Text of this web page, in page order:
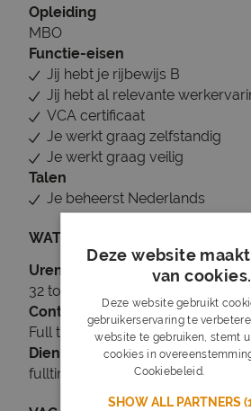
Opleiding
MBO
Functie-eisen
Jij hebt je rijbewijs B
Jij hebt al relevante
VCA certificaat
Je werkt graag zelfstandig
Je werkt graag veilig
Talen
Je beheerst Nederlands
WAT WIJ BIEDEN
Uren
32 tot 40 uur per week
Contract
Full time, Rijbewijs B nodig
Dienstverband
fulltime
Deze website
van cookies.
Deze website gebruikt
gebruikerservaring te
website te gebruiken, stemt
cookies in
Cookiebeleid.
SHOW ALL PARTNERS